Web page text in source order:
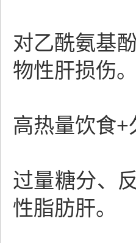
对乙酰氨基
物性肝损伤
高热量饮食+
过量糖分、
性脂肪肝。